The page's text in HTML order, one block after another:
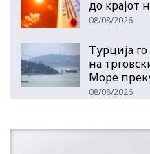
до крајот
08/08/2026
Турција
на
Море
08/08/2026